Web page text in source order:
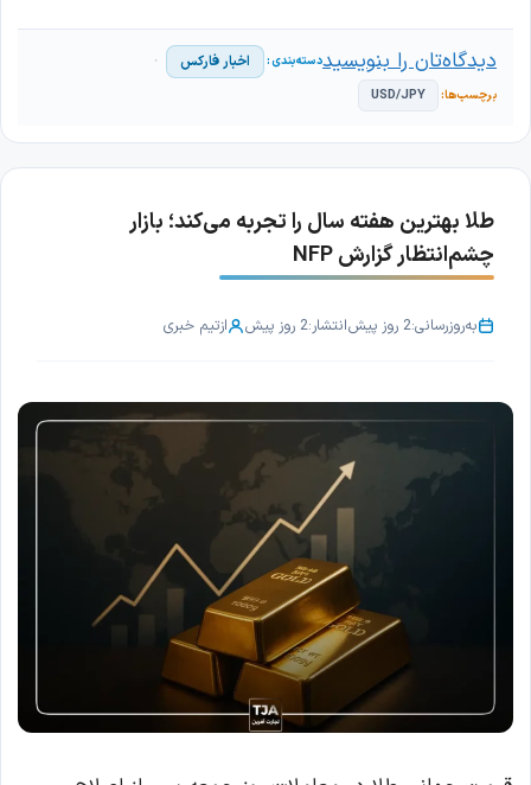
اخبار فارکس
USD/JPY
دیدگاه‌تان را بنویسید
طلا بهترین هفته سال را تجربه می‌کند؛ بازار
چشم‌انتظار گزارش NFP
به‌روزرسانی:2 روز پیش انتشار:2 روز پیش ازتیم خبری